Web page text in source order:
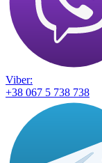
Viber:
+38 067 5 738 738